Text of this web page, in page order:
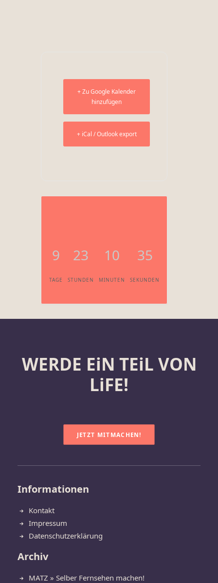
+ Zu Google Kalender
hinzufügen
+ iCal / Outlook export
9
TAGE
23
STUNDEN
10
MINUTEN
35
SEKUNDEN
WERDE EiN TEiL VON
LiFE!
JETZT MITMACHEN!
Informationen
Kontakt
Impressum
Datenschutzerklärung
Archiv
MATZ » Selber Fernsehen machen!